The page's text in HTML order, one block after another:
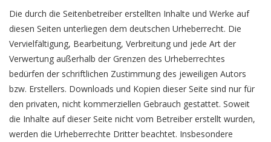
Die durch die Seitenbetreiber erstellten Inhalte und Werke auf
diesen Seiten unterliegen dem deutschen Urheberrecht. Die
Vervielfältigung, Bearbeitung, Verbreitung und jede Art der
Verwertung außerhalb der Grenzen des Urheberrechtes
bedürfen der schriftlichen Zustimmung des jeweiligen Autors
bzw. Erstellers. Downloads und Kopien dieser Seite sind nur für
den privaten, nicht kommerziellen Gebrauch gestattet. Soweit
die Inhalte auf dieser Seite nicht vom Betreiber erstellt wurden,
werden die Urheberrechte Dritter beachtet. Insbesondere